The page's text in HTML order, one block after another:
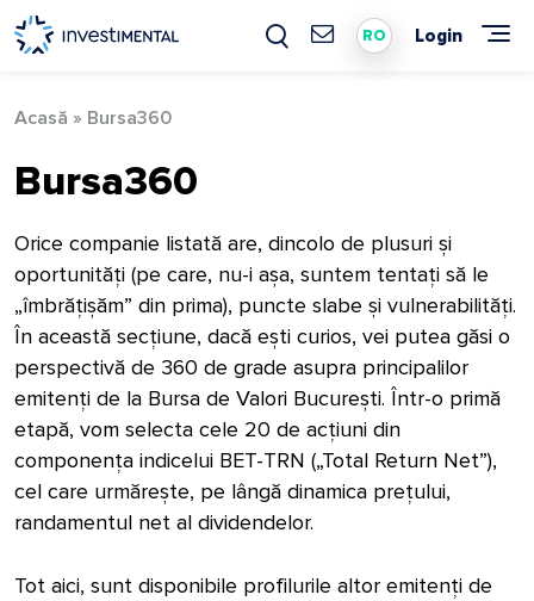
Skip
to
content
RO Login
Acasă » Bursa360
Bursa360
Orice companie listată are, dincolo de plusuri și
oportunități (pe care, nu-i așa, suntem tentați să le
„îmbrățișăm” din prima), puncte slabe și vulnerabilități.
În această secțiune, dacă ești curios, vei putea găsi o
perspectivă de 360 de grade asupra principalilor
emitenți de la Bursa de Valori București. Într-o primă
etapă, vom selecta cele 20 de acțiuni din
componența indicelui BET-TRN („Total Return Net”),
cel care urmărește, pe lângă dinamica prețului,
randamentul net al dividendelor.
Tot aici, sunt disponibile profilurile altor emitenți de